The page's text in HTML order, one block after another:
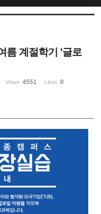
름 계절학기 '글로
Views 4551 Likes 0
북5
북5